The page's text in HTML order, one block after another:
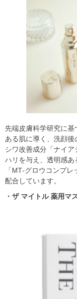
先端皮膚科学研究に
ある肌に導く、洗顔
シワ改善成分「ナイ
ハリを与え、透明感
「MT‐グロウコンプ
配合しています。
・ザ マイトル 薬用